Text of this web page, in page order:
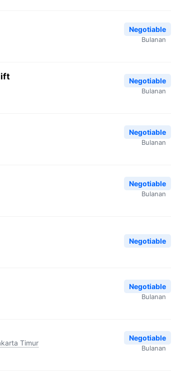
Negotiable
Bulanan
Negotiable
Bulanan
Negotiable
Bulanan
Negotiable
Bulanan
Negotiable
Negotiable
Bulanan
Timur
Negotiable
Bulanan